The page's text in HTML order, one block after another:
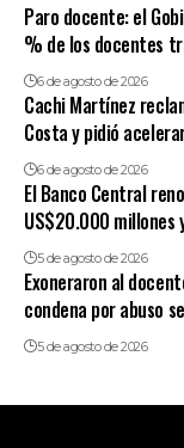
Paro docente: el
% de los docentes
6 de agosto de 2026
Cachi Martínez
Costa y pidió
6 de agosto de 2026
El Banco Central
US$20.000 millones
5 de agosto de 2026
Exoneraron al
condena por abuso
5 de agosto de 2026